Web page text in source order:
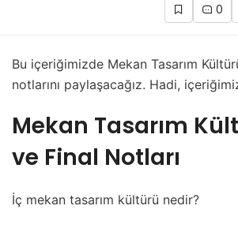
0
Bu içeriğimizde Mekan Tasarım
notlarını paylaşacağız. Hadi,
Mekan Tasarım
ve Final Notları
İç mekan tasarım kültürü nedir?